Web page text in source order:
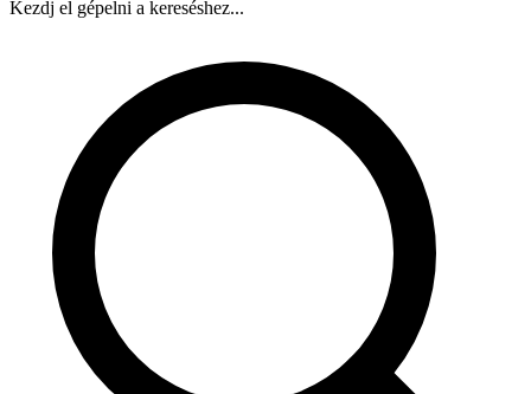
Kezdj el gépelni a kereséshez...